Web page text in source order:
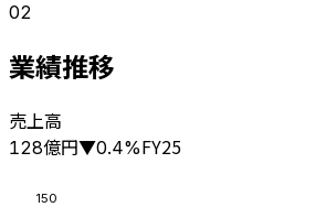
02
業績推移
売上高
128億円▼0.4%FY25
150